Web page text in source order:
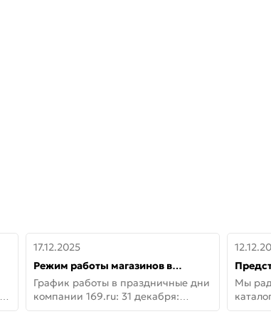
17.12.2025
Режим работы магазинов в
праздничные дни с 31 декабря по
11 января
График работы в праздничные дни
компании 169.ru: 31 декабря:
Заказы, самовывоз и доставки —
не
Мы